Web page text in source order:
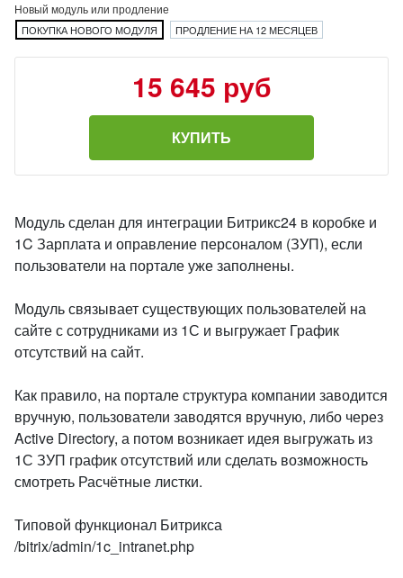
Новый модуль или продление
ПОКУПКА НОВОГО МОДУЛЯ ПРОДЛЕНИЕ НА 12 МЕСЯЦЕВ
15 645 руб
КУПИТЬ
Модуль сделан для интеграции Битрикс24 в коробке и
1C Зарплата и оправление персоналом (ЗУП), если
пользователи на портале уже заполнены.
Модуль связывает существующих пользователей на
сайте с сотрудниками из 1С и выгружает График
отсутствий на сайт.
Как правило, на портале структура компании заводится
вручную, пользователи заводятся вручную, либо через
Active Directory, а потом возникает идея выгружать из
1С ЗУП график отсутствий или сделать возможность
смотреть Расчётные листки.
Типовой функционал Битрикса
/bitrix/admin/1c_intranet.php